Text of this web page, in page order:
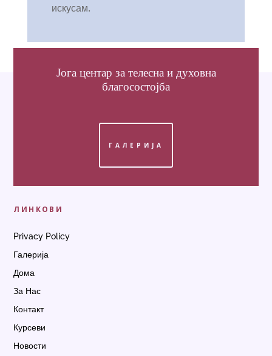
искусам.
Јога центар за телесна и духовна
благосостојба
ГАЛЕРИЈА
ЛИНКОВИ
Privacy Policy
Галерија
Дома
За Нас
Контакт
Курсеви
Новости